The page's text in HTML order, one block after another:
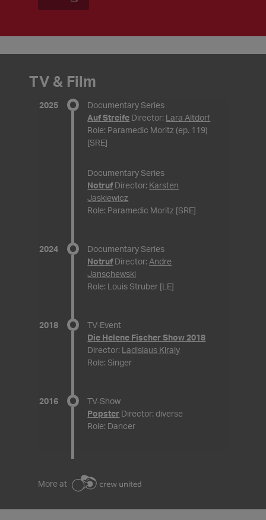
TV & Film
2025
Documentary Series
Auf Streife Director: Lara Altdorf
Role: Paramedic Moritz (ep. 119)
[SRE]
Documentary Series
Notruf Director: Karsten
Jaskiewicz
Role: Paramedic Moritz [SRE]
2024
Documentary Series
Notruf Director: Andre
Janschewski
Role: Louis Struber [LE]
2018
TV-Event
Die Helene Fischer Show 2018
Director: Ladislaus Kiraly
Role: Singer
2016
TV-Show
Popster Director: diverse
Role: Dancer
More at